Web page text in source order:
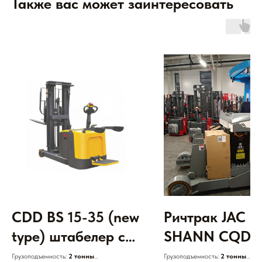
Также вас может заинтересовать
CDD BS 15-35 (new
type) штабелер с
противовесом,
Грузоподъемность: 2 тонны
Ричтрак JAC
SHANN
Lux СИДЯ
Грузоподъемность: 2 тонны